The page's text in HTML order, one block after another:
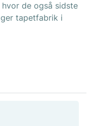
de også sidste
tapetfabrik i